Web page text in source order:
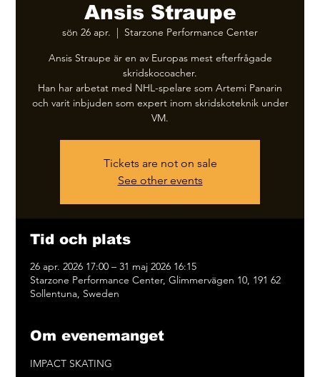
Ansis Straupe
sön 26 apr.
  |
Starzone Performance Center
Ansis Straupe är en av Europas mest efterfrågade
skridskocoacher.
Han har arbetat med NHL-spelare som Artemi Panarin
och varit inbjuden som expert inom skridskoteknik under
VM.
Tickets are not on sale
See other events
Tid och plats
26 apr. 2026 17:00 – 31 maj 2026 16:15
Starzone Performance Center, Glimmervägen 10, 191 62
Sollentuna, Sweden
Om evenemanget
IMPACT SKATING